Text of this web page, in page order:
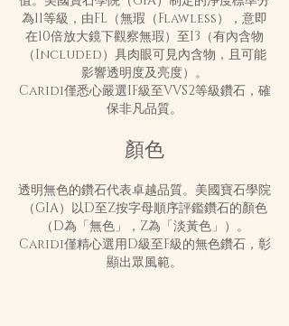
為11等級，由FL（無瑕（Flawless），意即
在10倍放大鏡下觀察無瑕）至I3（有內含物
（Included）具肉眼可見內含物，且可能
影響透明度及亮度）。
Caridi僅悉心嚴選IF級至VVS2等級鑽石，確
保非凡品質。
顏色
透明無色的鑽石代表卓越品質。美國寶石學院
（GIA）以D至Z按字母順序評鑑鑽石的顏色
（D為「無色」，Z為「淡黃色」）。
Caridi僅精心選用D級至F級的無色鑽石，彰
顯出眾風範。